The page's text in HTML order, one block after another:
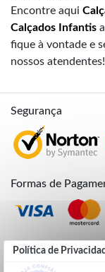
Política de
Encontre aqui
Calçados Infantis
fique à vontade e
nossos atendentes!
Segurança
Formas de
Credibilidade